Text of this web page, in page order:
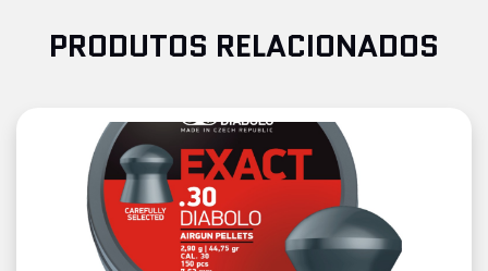
PRODUTOS RELACIONADOS